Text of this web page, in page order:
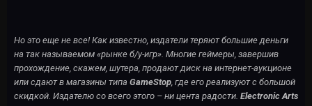
Но это еще не все! Как известно, издатели теряют большие деньги
на так называемом «рынке б/у-игр». Многие геймеры, завершив
прохождение, скажем, шутера, продают диск на интернет-аукционе
или сдают в магазины типа GameStop , где его реализуют с большой
скидкой. Издателю со всего этого – ни цента радости. Electronic Arts